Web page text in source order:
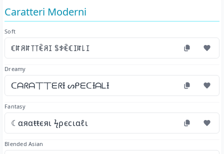
Caratteri Moderni
Soft
ꏸꍏꋪꍏ꓄꓄ꍟꋪꀤ ꌚꉣꍟꏸꀤꍏ꒒ꀤ
Dreamy
ᑕᗩᖇᗩ丅丅ᗴᖇƗ ᔕᑭᗴᑕƗᗩᒪƗ
Fantasy
☾αяαŧŧєяι ϟρєϲιαℓι
Blended Asian